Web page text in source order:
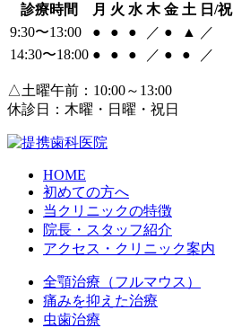
診療時間 月 火 水 木 金 土 日/祝
9:30〜13:00
● ● ● ／ ● ▲
／
14:30〜18:00 ● ● ● ／ ● ● ／
△土曜午前：10:00～13:00
休診日：木曜・日曜・祝日
HOME
初めての方へ
当クリニックの特徴
院長・スタッフ紹介
アクセス・クリニック案内
全顎治療（フルマウス）
痛みを抑えた治療
虫歯治療